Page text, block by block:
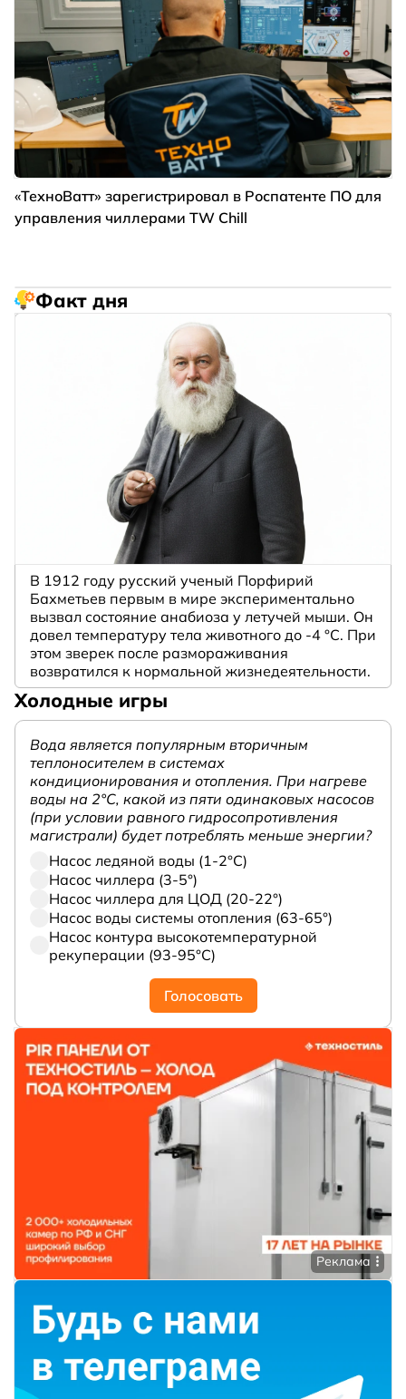
«ТехноВатт» зарегистрировал в Роспатенте ПО для
управления чиллерами TW Chill
Факт дня
В 1912 году русский ученый Порфирий
Бахметьев первым в мире экспериментально
вызвал состояние анабиоза у летучей мыши. Он
довел температуру тела животного до -4 °C. При
этом зверек после размораживания
возвратился к нормальной жизнедеятельности.
Холодные игры
Вода является популярным вторичным
теплоносителем в системах
кондиционирования и отопления. При нагреве
воды на 2°С, какой из пяти одинаковых насосов
(при условии равного гидросопротивления
магистрали) будет потреблять меньше энергии?
Насос ледяной воды (1-2°С)
Насос чиллера (3-5°)
Насос чиллера для ЦОД (20-22°)
Насос воды системы отопления (63-65°)
Насос контура высокотемпературной
рекуперации (93-95°С)
Голосовать
Реклама